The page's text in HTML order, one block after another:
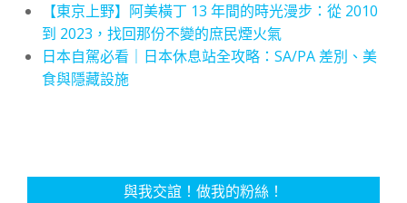
【東京上野】阿美橫丁 13 年間的時光漫步：從 2010
到 2023，找回那份不變的庶民煙火氣
日本自駕必看｜日本休息站全攻略：SA/PA 差別、美
食與隱藏設施
與我交誼！做我的粉絲！